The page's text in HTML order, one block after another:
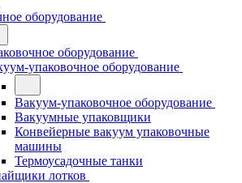
оборудование
оборудование
упаковочное оборудование
Вакуум-упаковочное оборудование
Вакуумные упаковщики
Конвейерные вакуум упаковочные
машины
Термоусадочные танки
лотков